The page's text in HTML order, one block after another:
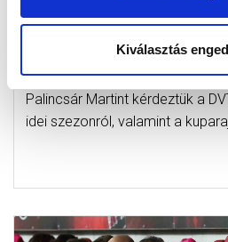
Kiválasztás
2022-09-16 17:55:22
Palincsár Martint kérdeztük a
idei szezonról, valamint a